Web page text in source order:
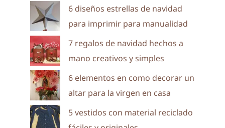
6 diseños estrellas de navidad
para imprimir para manualidad
7 regalos de navidad hechos a
mano creativos y simples
6 elementos en como decorar un
altar para la virgen en casa
5 vestidos con material reciclado